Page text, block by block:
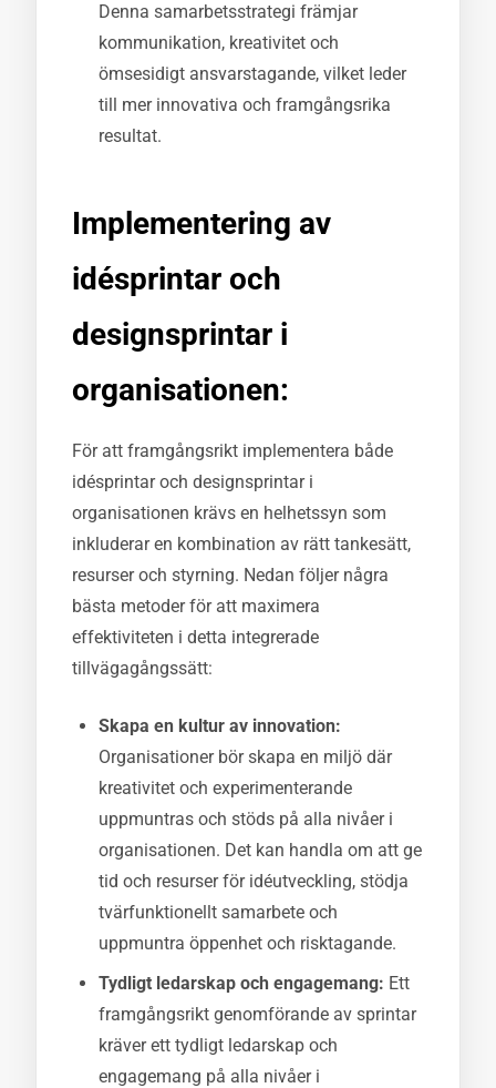
Denna samarbetsstrategi främjar
kommunikation, kreativitet och
ömsesidigt ansvarstagande, vilket leder
till mer innovativa och framgångsrika
resultat.
Implementering av
idésprintar och
designsprintar i
organisationen:
För att framgångsrikt implementera både
idésprintar och designsprintar i
organisationen krävs en helhetssyn som
inkluderar en kombination av rätt tankesätt,
resurser och styrning. Nedan följer några
bästa metoder för att maximera
effektiviteten i detta integrerade
tillvägagångssätt:
Skapa en kultur av innovation:
Organisationer bör skapa en miljö där
kreativitet och experimenterande
uppmuntras och stöds på alla nivåer i
organisationen. Det kan handla om att ge
tid och resurser för idéutveckling, stödja
tvärfunktionellt samarbete och
uppmuntra öppenhet och risktagande.
Tydligt ledarskap och engagemang: Ett
framgångsrikt genomförande av sprintar
kräver ett tydligt ledarskap och
engagemang på alla nivåer i